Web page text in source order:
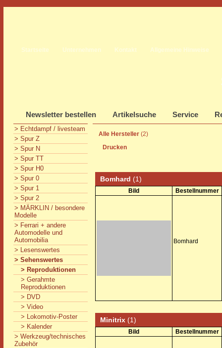
Startseite Unternehmen Kontakt Allgemeine Hinweise
Newsletter bestellen Artikelsuche Service
> Echtdampf / livesteam
> Spur Z
> Spur N
> Spur TT
> Spur H0
> Spur 0
> Spur 1
> Spur 2
> MÄRKLIN / besondere
Modelle
> Ferrari + andere
Automodelle und
Automobilia
> Lesenswertes
> Sehenswertes
> Reproduktionen
> Gerahmte
Reproduktionen
> DVD
> Video
> Lokomotiv-Poster
> Kalender
> Werkzeug/technisches
Zubehör
Alle Hersteller (2)
Drucken
Bomhard (1)
Bild Bestellnummer
Bomhard
Minitrix (1)
Bild Bestellnummer